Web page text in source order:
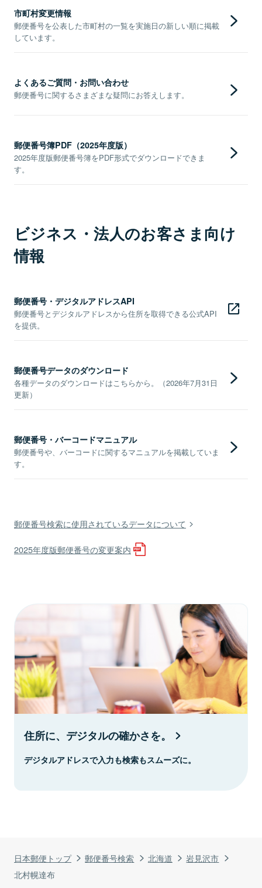
日本郵便トップ 郵便番号検索 北海道
岩見沢市
北村幌達布
市町村変更情報
郵便番号を公表した市町村の一覧を実施日の新しい順に掲載
しています。
よくあるご質問・お問い合わせ
郵便番号に関するさまざまな疑問にお答えします。
郵便番号簿PDF（2025年度版）
2025年度版郵便番号簿をPDF形式でダウンロードできま
す。
ビジネス・法人のお客さま向け
情報
郵便番号・デジタルアドレスAPI
郵便番号とデジタルアドレスから住所を取得できる公式API
を提供。
郵便番号データのダウンロード
各種データのダウンロードはこちらから。（2026年7月31日
更新）
郵便番号・バーコードマニュアル
郵便番号や、バーコードに関するマニュアルを掲載していま
す。
郵便番号検索に使用されているデータについて
2025年度版郵便番号の変更案内
住所に、デジタルの確かさを。
デジタルアドレスで入力も検索もスムーズに。